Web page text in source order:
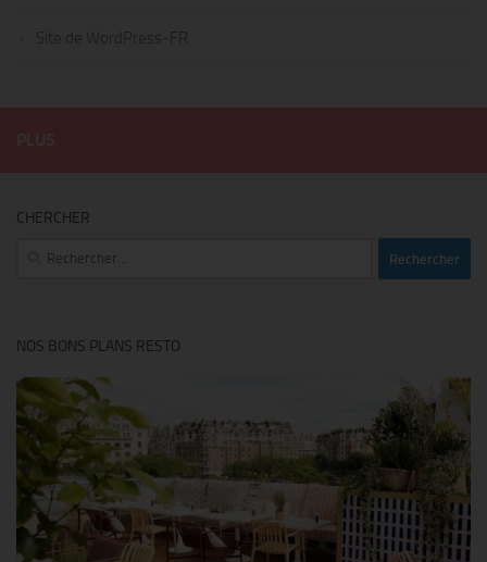
Site de WordPress-FR
CHERCHER
Rechercher :
NOS BONS PLANS RESTO